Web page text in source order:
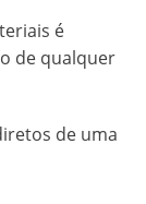
é
de qualquer
de uma